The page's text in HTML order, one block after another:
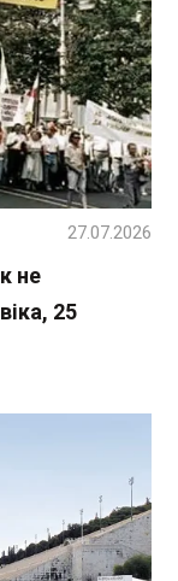
не
25
27.07.2026